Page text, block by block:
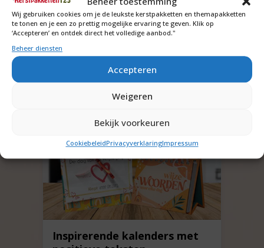
Wij gebruiken cookies om je de leukste kerstpakketten en themapakketten
te tonen en je een zo prettig mogelijke ervaring te geven. Klik op
‘Accepteren’ en ontdek direct het volledige aanbod."
Beheer diensten
Accepteren
Weigeren
Bekijk voorkeuren
CookiebeleidPrivacyverklaringImpressum
Let op artikelen kunnen uitverkocht raken.
De prijzen zijn excl btw en eventueel
verzendkosten.
Inspirerende kalenders met